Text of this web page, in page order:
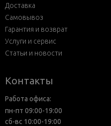
Доставка
Самовывоз
Гарантия и возврат
Услуги и сервис
Статьи и новости
Контакты
Работа офиса:
пн-пт 09:00-19:00
сб-вс 10:00-19:00